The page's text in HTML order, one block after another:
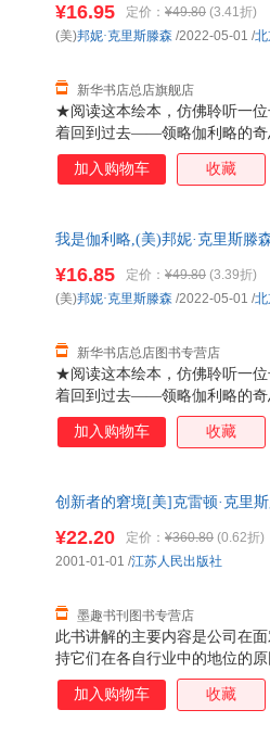
询：13284178503
★阅读这本绘本，仿佛聆听一
着回到过去——领略伽利略的奇
领域的重大发现，走入这位现
我，并拥有提出异议的勇气
¥16.95 定价： ¥49.80 (3.41折)
新华书店总店旗舰店
(美)邦妮·克里斯滕森 /2022-05-01 /
加入购物车 收藏
我是伽利略,(美)邦妮·克里斯滕
13284178503
★阅读这本绘本，仿佛聆听一
着回到过去——领略伽利略的奇
领域的重大发现，走入这位现
我，并拥有提出异议的勇气
¥16.85 定价： ¥49.80 (3.39折)
新华书店总店图书专营店
(美)邦妮·克里斯滕森 /2022-05-01 /
加入购物车 收藏
创新者的窘境[美]克雷顿·克里
此书讲解的主要内容是公司在
持它们在各自行业中的地位的
那些以精于管理著称的公司。
¥22.20 定价： ¥360.80 (0.62折)
墨趣书刊图书专营店
2001-01-01 /江苏人民出版社
加入购物车 收藏